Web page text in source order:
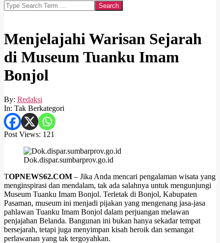
Search
Menjelajahi Warisan Sejarah
di Museum Tuanku Imam
Bonjol
By: Redaksi
In: Tak Berkategori
Post Views: 121
Dok.dispar.sumbarprov.go.id
TOPNEWS62.COM – Jika Anda mencari pengalaman wisata yang
menginspirasi dan mendalam, tak ada salahnya untuk mengunjungi
Museum Tuanku Imam Bonjol. Terletak di Bonjol, Kabupaten
Pasaman, museum ini menjadi pijakan yang mengenang jasa-jasa
pahlawan Tuanku Imam Bonjol dalam perjuangan melawan
penjajahan Belanda. Bangunan ini bukan hanya sekadar tempat
bersejarah, tetapi juga menyimpan kisah heroik dan semangat
perlawanan yang tak tergoyahkan.